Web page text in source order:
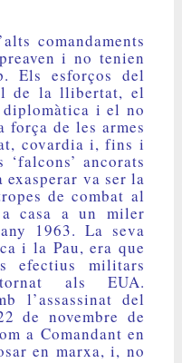
comandaments
i no tenien
Els esforços del
de la llibertat, el
i el no
força de les armes
covardia i, fins i
ancorats
exasperar va ser la
de combat al
casa a un miler
1963. La seva
i la Pau, era que
efectius militars
als EUA.
l’assassinat del
de novembre de
a Comandant en
en marxa, i, no